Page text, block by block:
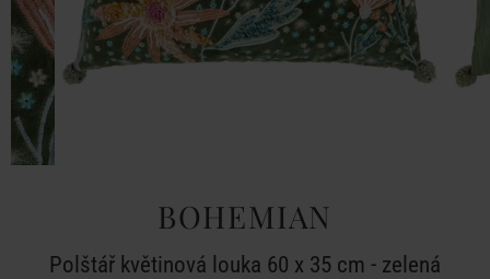
BOHEMIAN
Polštář květinová louka 60 x 35 cm - zelená